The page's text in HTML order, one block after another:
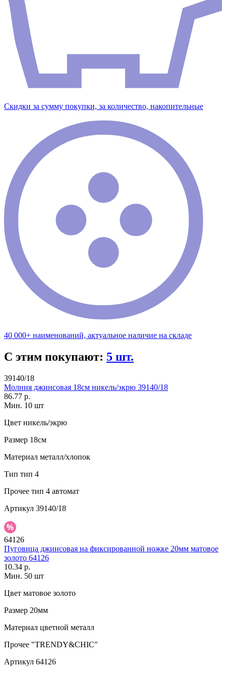
Скидки за сумму покупки, за количество, накопительные
40 000+ наименований, актуальное наличие на складе
С этим покупают: 5 шт.
39140/18
Молния джинсовая 18см никель/экрю 39140/18
86.77 р.
Мин. 10 шт
Цвет никель/экрю
Размер 18см
Материал металл/хлопок
Тип тип 4
Прочее тип 4 автомат
Артикул 39140/18
64126
Пуговица джинсовая на фиксированной ножке 20мм матовое
золото 64126
10.34 р.
Мин. 50 шт
Цвет матовое золото
Размер 20мм
Материал цветной металл
Прочее "TRENDY&CHIC"
Артикул 64126